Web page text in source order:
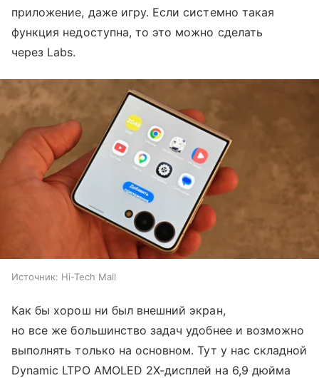
приложение, даже игру. Если системно такая
функция недоступна, то это можно сделать
через Labs.
Источник: Hi-Tech Mail
Как бы хорош ни был внешний экран,
но все же большинство задач удобнее и возможно
выполнять только на основном. Тут у нас складной
Dynamic LTPO AMOLED 2X-дисплей на 6,9 дюйма